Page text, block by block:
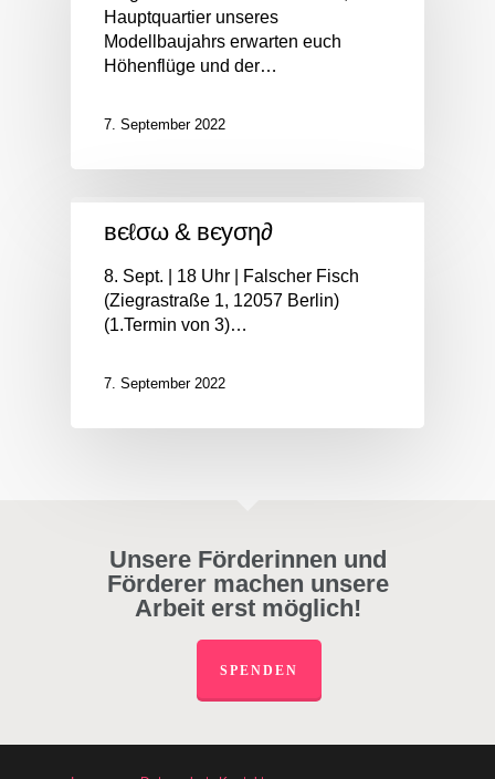
Hauptquartier unseres
Modellbaujahrs erwarten euch
Höhenflüge und der…
7. September 2022
вєℓσω & вєуση∂
8. Sept. | 18 Uhr | Falscher Fisch
(Ziegrastraße 1, 12057 Berlin)
(1.Termin von 3)…
7. September 2022
Unsere Förderinnen und
Förderer machen unsere
Arbeit erst möglich!
SPENDEN